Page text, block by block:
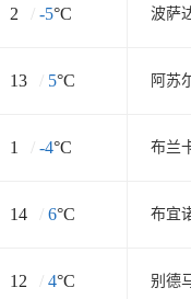
2 / -5°C 波萨
13 / 5°C 阿苏
1 / -4°C 布兰
14 / 6°C
12 / 4°C 别德